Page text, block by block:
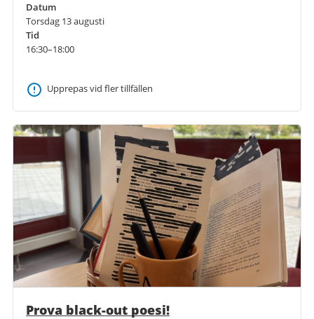
Datum
Torsdag 13 augusti
Tid
16:30–18:00
Upprepas vid fler tillfällen
Prova black-out poesi!